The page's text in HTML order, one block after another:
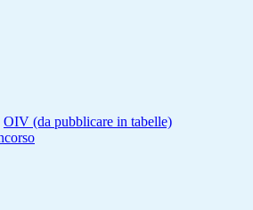
OIV (da pubblicare in tabelle)